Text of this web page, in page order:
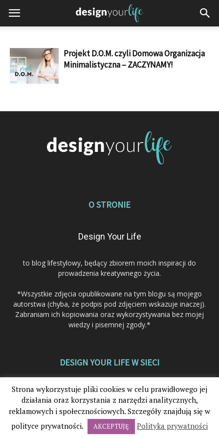
Projekt D.O.M. czyli Domowa Organizacja
Minimalistyczna – ZACZYNAMY!
O STRONIE
Design Your Life
to blog lifestylowy, będący zbiorem moich inspiracji do
prowadzenia kreatywnego życia.
*Wszystkie zdjęcia opublikowane na tym blogu są mojego
autorstwa (chyba, że podpis pod zdjęciem wskazuje inaczej).
Zabraniam ich kopiowania oraz wykorzystywania bez mojej
wiedzy i pisemnej zgody.*
DESIGN YOUR LIFE W SIECI
© 2012-2025. Design Your Life®. Wszystkie prawa zastrzeżone.
Strona wykorzystuje pliki cookies w celu prawidłowego jej
działania oraz korzystania z narzędzi analitycznych,
reklamowych i społecznościowych. Szczegóły znajdują się w
polityce prywatności.
AKCEPTUJĘ Polityka prywatności